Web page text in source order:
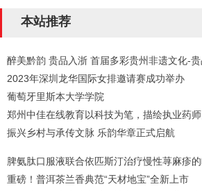
本站推荐
醉美黔韵 贵品入浙 首届多彩贵州非遗文化-贵
2023年深圳龙华国际女排邀请赛成功举办
葡萄牙里斯本大学学院
郑州中佳在线教育以科技为笔，描绘执业药
振兴乡村与承传文脉 乐韵华章正式启航
脾氨肽口服液联合依匹斯汀治疗慢性荨麻疹
重磅！普洱茶兰香典范“天材地宝”全新上市